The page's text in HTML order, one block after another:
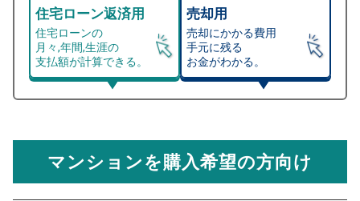
住宅ローン返済用
住宅ローンの
月々,年間,生涯の
支払額が計算できる。
売却用
売却にかかる費用
手元に残る
お金がわかる。
総支払額シミュレーション
計算できます。
万円
マンション売却シミュレーター
から売却にかかる諸経費が自動で算出され、手元に残る
金額がわかります。
マンションを購入希望の方向け